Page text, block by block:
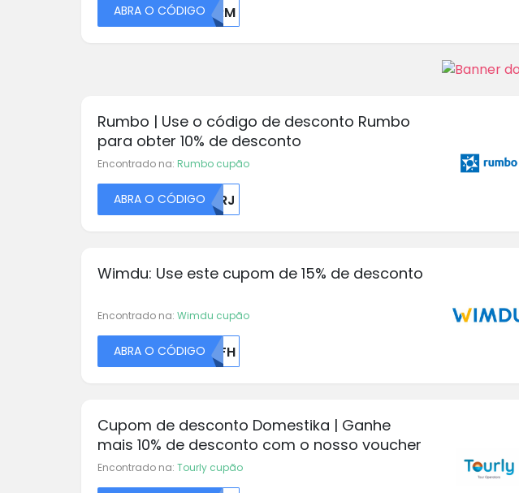
ABRA O CÓDIGOVFRM
Rumbo | Use o código de desconto Rumbo
para obter 10% de desconto
Encontrado na: Rumbo cupão
ABRA O CÓDIGO U1RJ
Wimdu: Use este cupom de 15% de desconto
Encontrado na: Wimdu cupão
ABRA O CÓDIGONTFH
Cupom de desconto Domestika | Ganhe
mais 10% de desconto com o nosso voucher
Encontrado na: Tourly cupão